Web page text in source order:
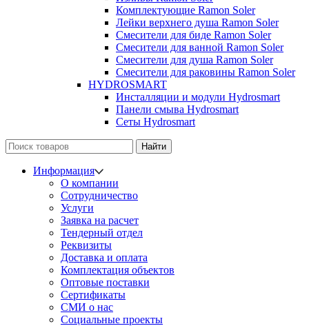
Комплектующие Ramon Soler
Лейки верхнего душа Ramon Soler
Смесители для биде Ramon Soler
Смесители для ванной Ramon Soler
Смесители для душа Ramon Soler
Смесители для раковины Ramon Soler
HYDROSMART
Инсталляции и модули Hydrosmart
Панели смыва Hydrosmart
Сеты Hydrosmart
Найти
Информация
О компании
Сотрудничество
Услуги
Заявка на расчет
Тендерный отдел
Реквизиты
Доставка и оплата
Комплектация объектов
Оптовые поставки
Сертификаты
СМИ о нас
Социальные проекты